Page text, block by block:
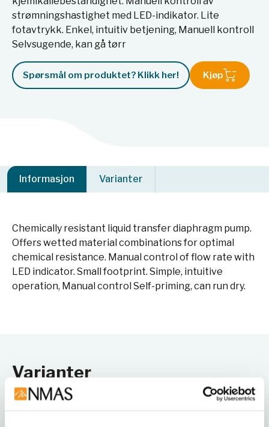
strømningshastighet med LED-indikator. Lite
fotavtrykk. Enkel, intuitiv betjening, Manuell kontroll
Selvsugende, kan gå tørr
Spørsmål om produktet? Klikk her! Kjøp
Informasjon Varianter
Chemically resistant liquid transfer diaphragm pump.
Offers wetted material combinations for optimal
chemical resistance. Manual control of flow rate with
LED indicator. Small footprint. Simple, intuitive
operation, Manual control Self-priming, can run dry.
Varianter